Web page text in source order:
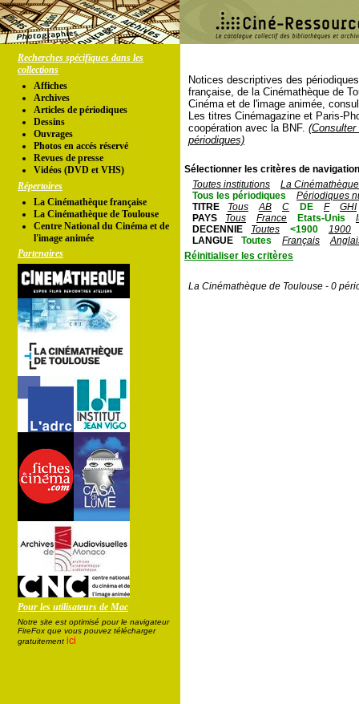
Recherches spécifiques dans les
collections
Affiches
Archives
Articles de périodiques
Dessins
Ouvrages
Photos en accés réservé
Revues de presse
Vidéos (DVD et VHS)
Répertoires
La Cinémathèque française
La Cinémathèque de Toulouse
Centre National du Cinéma et de
l'image animée
Partenaires
Pour les utilisateurs de Mac
Notre site est optimisé pour le navigateur
FireFox que vous pouvez télécharger
gratuitement ici
Notices descriptives des
française, de la Cinémathèque de
Cinéma et de l'image animée,
Les titres Cinémagazine et Paris-
coopération avec la BNF.
périodiques)
Sélectionner les critères de
Toutes institutions
La
Tous les périodiques
Périodiques
TITRE
Tous AB C DE F
GHI
PAYS
Tous France Etats-Unis
DECENNIE
Toutes <1900
1900
LANGUE
Toutes Français
Réinitialiser les critères
La Cinémathèque de Toulouse - 0